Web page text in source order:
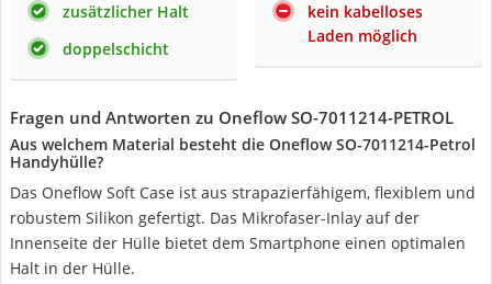
zusätzlicher Halt
doppelschicht
kein kabelloses
Laden möglich
Fragen und Antworten zu Oneflow SO-7011214-PETROL
Aus welchem Material besteht die Oneflow SO-7011214-Petrol
Handyhülle?
Das Oneflow Soft Case ist aus strapazierfähigem, flexiblem und
robustem Silikon gefertigt. Das Mikrofaser-Inlay auf der
Innenseite der Hülle bietet dem Smartphone einen optimalen
Halt in der Hülle.